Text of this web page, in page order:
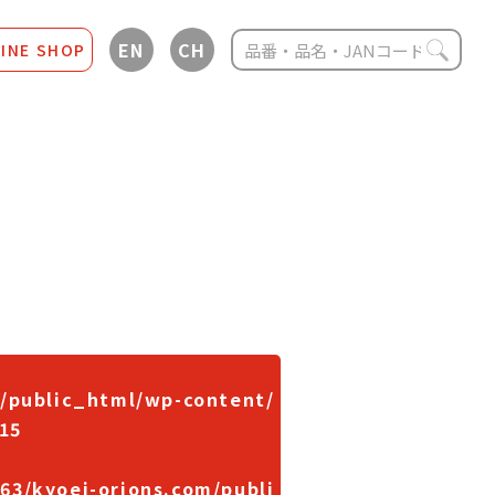
SHOP EN CH
public_html/wp-content/
15
kyoei-orions.com/publi